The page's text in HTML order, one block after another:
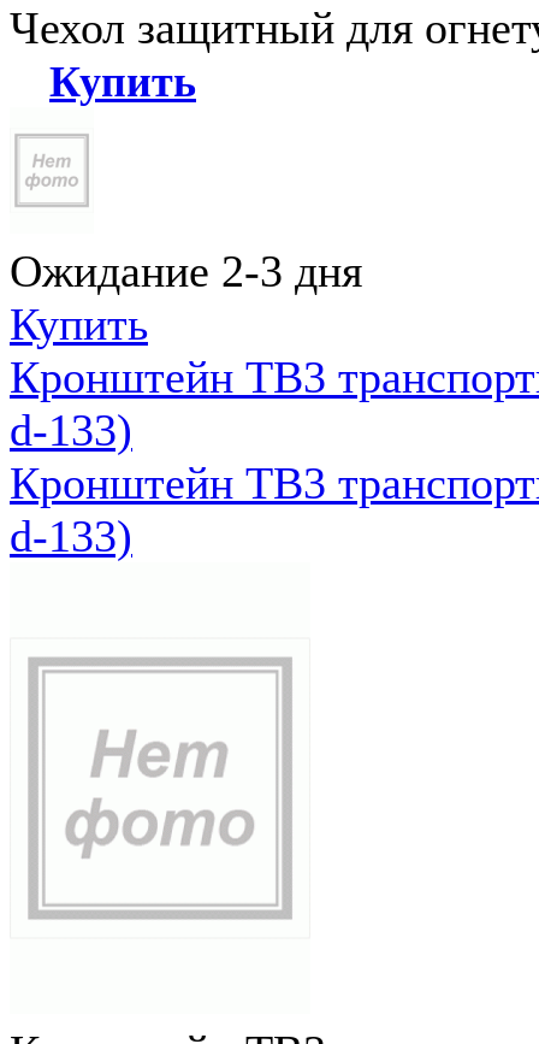
Чехол защитный для
Купить
Ожидание 2-3 дня
Купить
Кронштейн ТВ3
d-133)
Кронштейн ТВ3
d-133)